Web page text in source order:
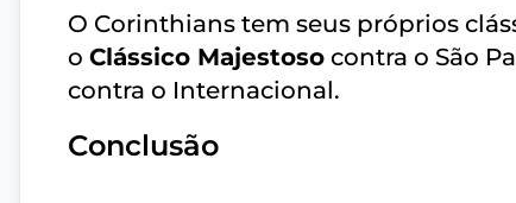
O Corinthians tem seus próprios
o Clássico Majestoso contra o São
contra o Internacional.
Conclusão